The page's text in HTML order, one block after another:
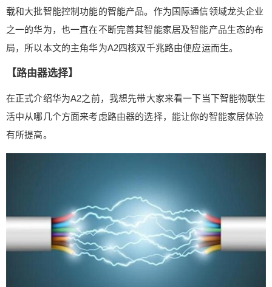
载和大批智能控制功能的智能产品。作为国际通信领域龙头企业
之一的华为，也一直在不断完善其智能家居及智能产品生态的布
局，所以本文的主角华为A2四核双千兆路由便应运而生。
【路由器选择】
在正式介绍华为A2之前，我想先带大家来看一下当下智能物联生
活中从哪几个方面来考虑路由器的选择，能让你的智能家居体验
有所提高。
的要求。现在的路由器已经不再是互联网时代只单
纯提供上网功能的网络设备，而是在互联网+以及物
联网时代需要承担更高负载和大批智能控制功能的
为，也一直在不断完善其智能家居及智能产品生态
的布局，所以本文的主角华为A2四核双千兆路由便
前，我想先带大家来看一下当下智能物联生活中从
哪几个方面来考虑路由器的选择，能让你的智能家
居体验有所提高。 首先就是要对我们家庭的宽带有
力、标识单位时间内通过链路的数据量的一个定
义，所以带宽的大小直接决定了数据的传输量和速
度，直接影响大家的上网体验。目前大家的带宽基
本已经都提高到了100M以上，所以路由器选择的第
一条肯定是要选择千兆路由。但是单千兆路由配合